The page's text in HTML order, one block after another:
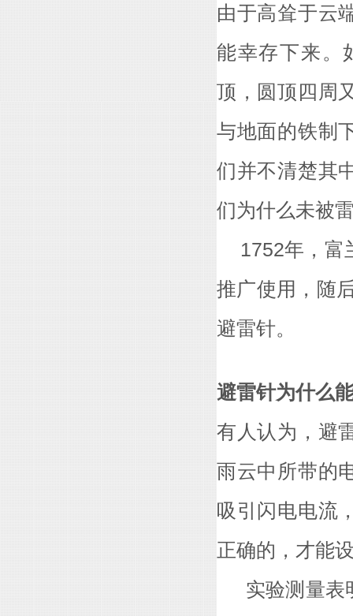
由于高耸于云
能幸存下来。
顶，圆顶四周
与地面的铁制
们并不清楚其
们为什么未被
1752年，富
推广使用，随
避雷针。
避雷针为什么
有人认为，避
雨云中所带的
吸引闪电电流
正确的，才能
实验测量表